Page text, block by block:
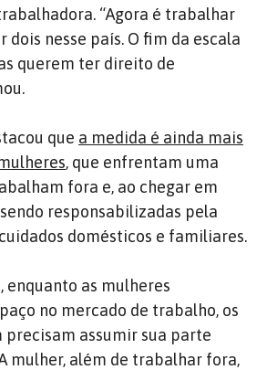
“Agora é trabalhar
dois nesse país. O fim da escala
querem ter direito de
que a medida é ainda mais
, que enfrentam uma
fora e, ao chegar em
responsabilizadas pela
domésticos e familiares.
enquanto as mulheres
no mercado de trabalho, os
precisam assumir sua parte
mulher, além de trabalhar fora,